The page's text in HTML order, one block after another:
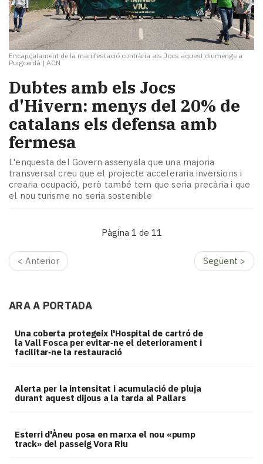
Encapçalament de la manifestació contrària als Jocs aquest diumenge a
Puigcerdà | ACN
Dubtes amb els Jocs
d'Hivern: menys del 20% de
catalans els defensa amb
fermesa
L'enquesta del Govern assenyala que una majoria
transversal creu que el projecte acceleraria inversions i
crearia ocupació, però també tem que seria precària i que
el nou turisme no seria sostenible
Pàgina 1 de 11
< Anterior Següent >
ARA A PORTADA
Una coberta protegeix l'Hospital de cartró de
la Vall Fosca per evitar‑ne el deteriorament i
facilitar‑ne la restauració
Alerta per la intensitat i acumulació de pluja
durant aquest dijous a la tarda al Pallars
Esterri d'Àneu posa en marxa el nou «pump
track» del passeig Vora Riu